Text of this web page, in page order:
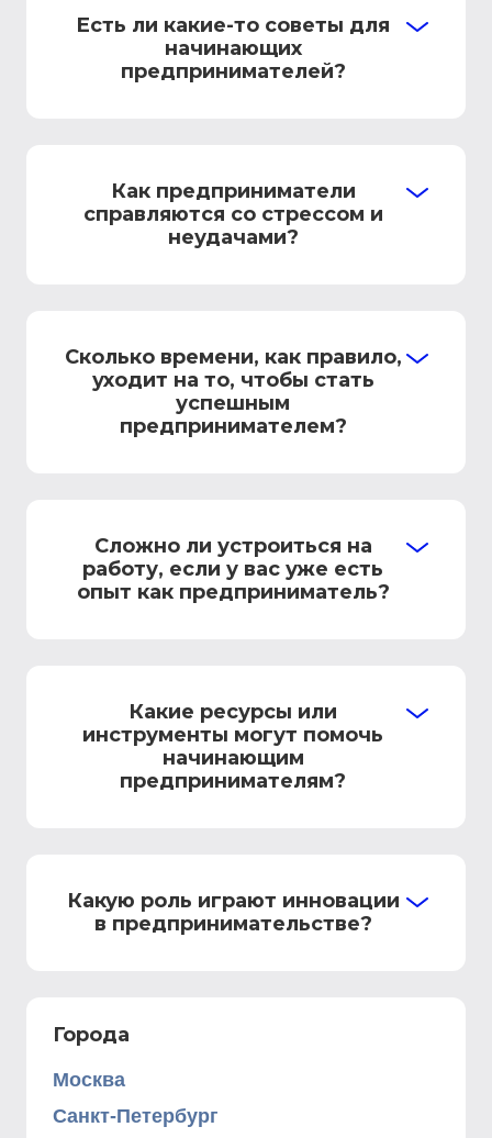
Есть ли какие-то советы для
начинающих
предпринимателей?
Как предприниматели
справляются со стрессом и
неудачами?
Сколько времени, как правило,
уходит на то, чтобы стать
успешным
предпринимателем?
Сложно ли устроиться на
работу, если у вас уже есть
опыт как предприниматель?
Какие ресурсы или
инструменты могут помочь
начинающим
предпринимателям?
Какую роль играют инновации
в предпринимательстве?
Города
Москва
Санкт-Петербург